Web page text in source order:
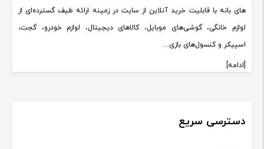
های بانه با قابلیت خرید آنلاین از سایت در زمینه ارائه طیف گسترده‌ای از
لوازم خانگی، گوشی‌های موبایل، کالاهای دیجیتال، لوازم خودرو، گجت،
اسپیکر و کنسول‌های بازی...
[ادامه]
دسترسی سریع